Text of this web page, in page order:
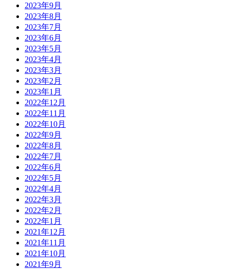
2023年9月
2023年8月
2023年7月
2023年6月
2023年5月
2023年4月
2023年3月
2023年2月
2023年1月
2022年12月
2022年11月
2022年10月
2022年9月
2022年8月
2022年7月
2022年6月
2022年5月
2022年4月
2022年3月
2022年2月
2022年1月
2021年12月
2021年11月
2021年10月
2021年9月